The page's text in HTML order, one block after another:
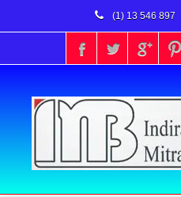
(1) 13 546 897